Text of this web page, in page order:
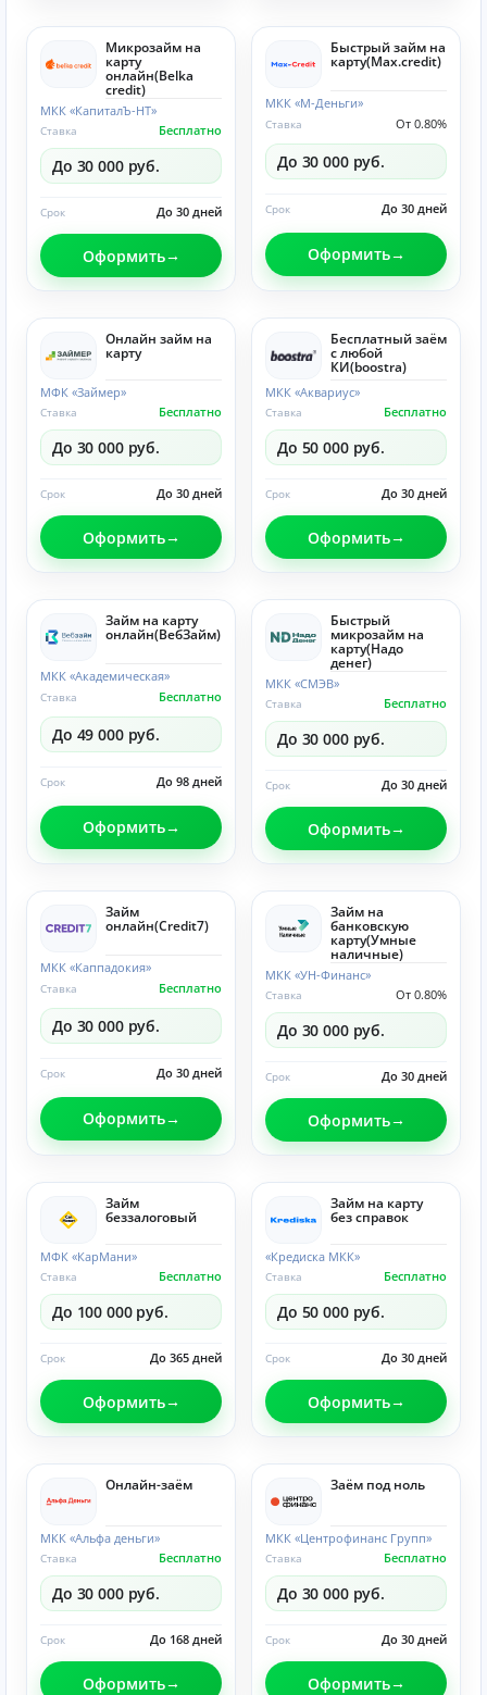
Микрозайм на
карту
онлайн(Belka
credit)
МКК «КапиталЪ-НТ»
Бесплатно
Ставка
До 30 000 руб.
До 30 дней
Срок
Оформить
Быстрый займ на
карту(Max.credit)
МКК «М-Деньги»
От 0.80%
Ставка
До 30 000 руб.
До 30 дней
Срок
Оформить
Онлайн займ на
карту
МФК «Займер»
Бесплатно
Ставка
До 30 000 руб.
До 30 дней
Срок
Оформить
Бесплатный заём
с любой
КИ(boostra)
МКК «Аквариус»
Бесплатно
Ставка
До 50 000 руб.
До 30 дней
Срок
Оформить
Займ на карту
онлайн(ВебЗайм)
МКК «Академическая»
Бесплатно
Ставка
До 49 000 руб.
До 98 дней
Срок
Оформить
Быстрый
микрозайм на
карту(Надо
денег)
МКК «СМЭВ»
Бесплатно
Ставка
До 30 000 руб.
До 30 дней
Срок
Оформить
Займ
онлайн(Credit7)
МКК «Каппадокия»
Бесплатно
Ставка
До 30 000 руб.
До 30 дней
Срок
Оформить
Займ на
банковскую
карту(Умные
наличные)
МКК «УН-Финанс»
От 0.80%
Ставка
До 30 000 руб.
До 30 дней
Срок
Оформить
Займ
беззалоговый
МФК «КарМани»
Бесплатно
Ставка
До 100 000 руб.
До 365 дней
Срок
Оформить
Займ на карту
без справок
«Кредиска МКК»
Бесплатно
Ставка
До 50 000 руб.
До 30 дней
Срок
Оформить
Онлайн-заём
МКК «Альфа деньги»
Бесплатно
Ставка
До 30 000 руб.
До 168 дней
Срок
Оформить
Заём под ноль
МКК «Центрофинанс Групп»
Бесплатно
Ставка
До 30 000 руб.
До 30 дней
Срок
Оформить